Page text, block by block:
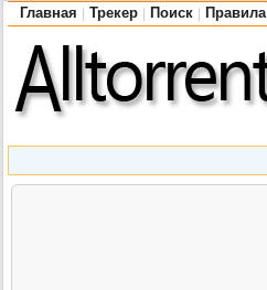
Главная Трекер Поиск Правила